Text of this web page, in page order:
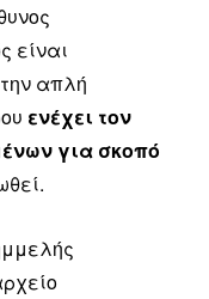
είναι
απλή
ενέχει τον
για σκοπό